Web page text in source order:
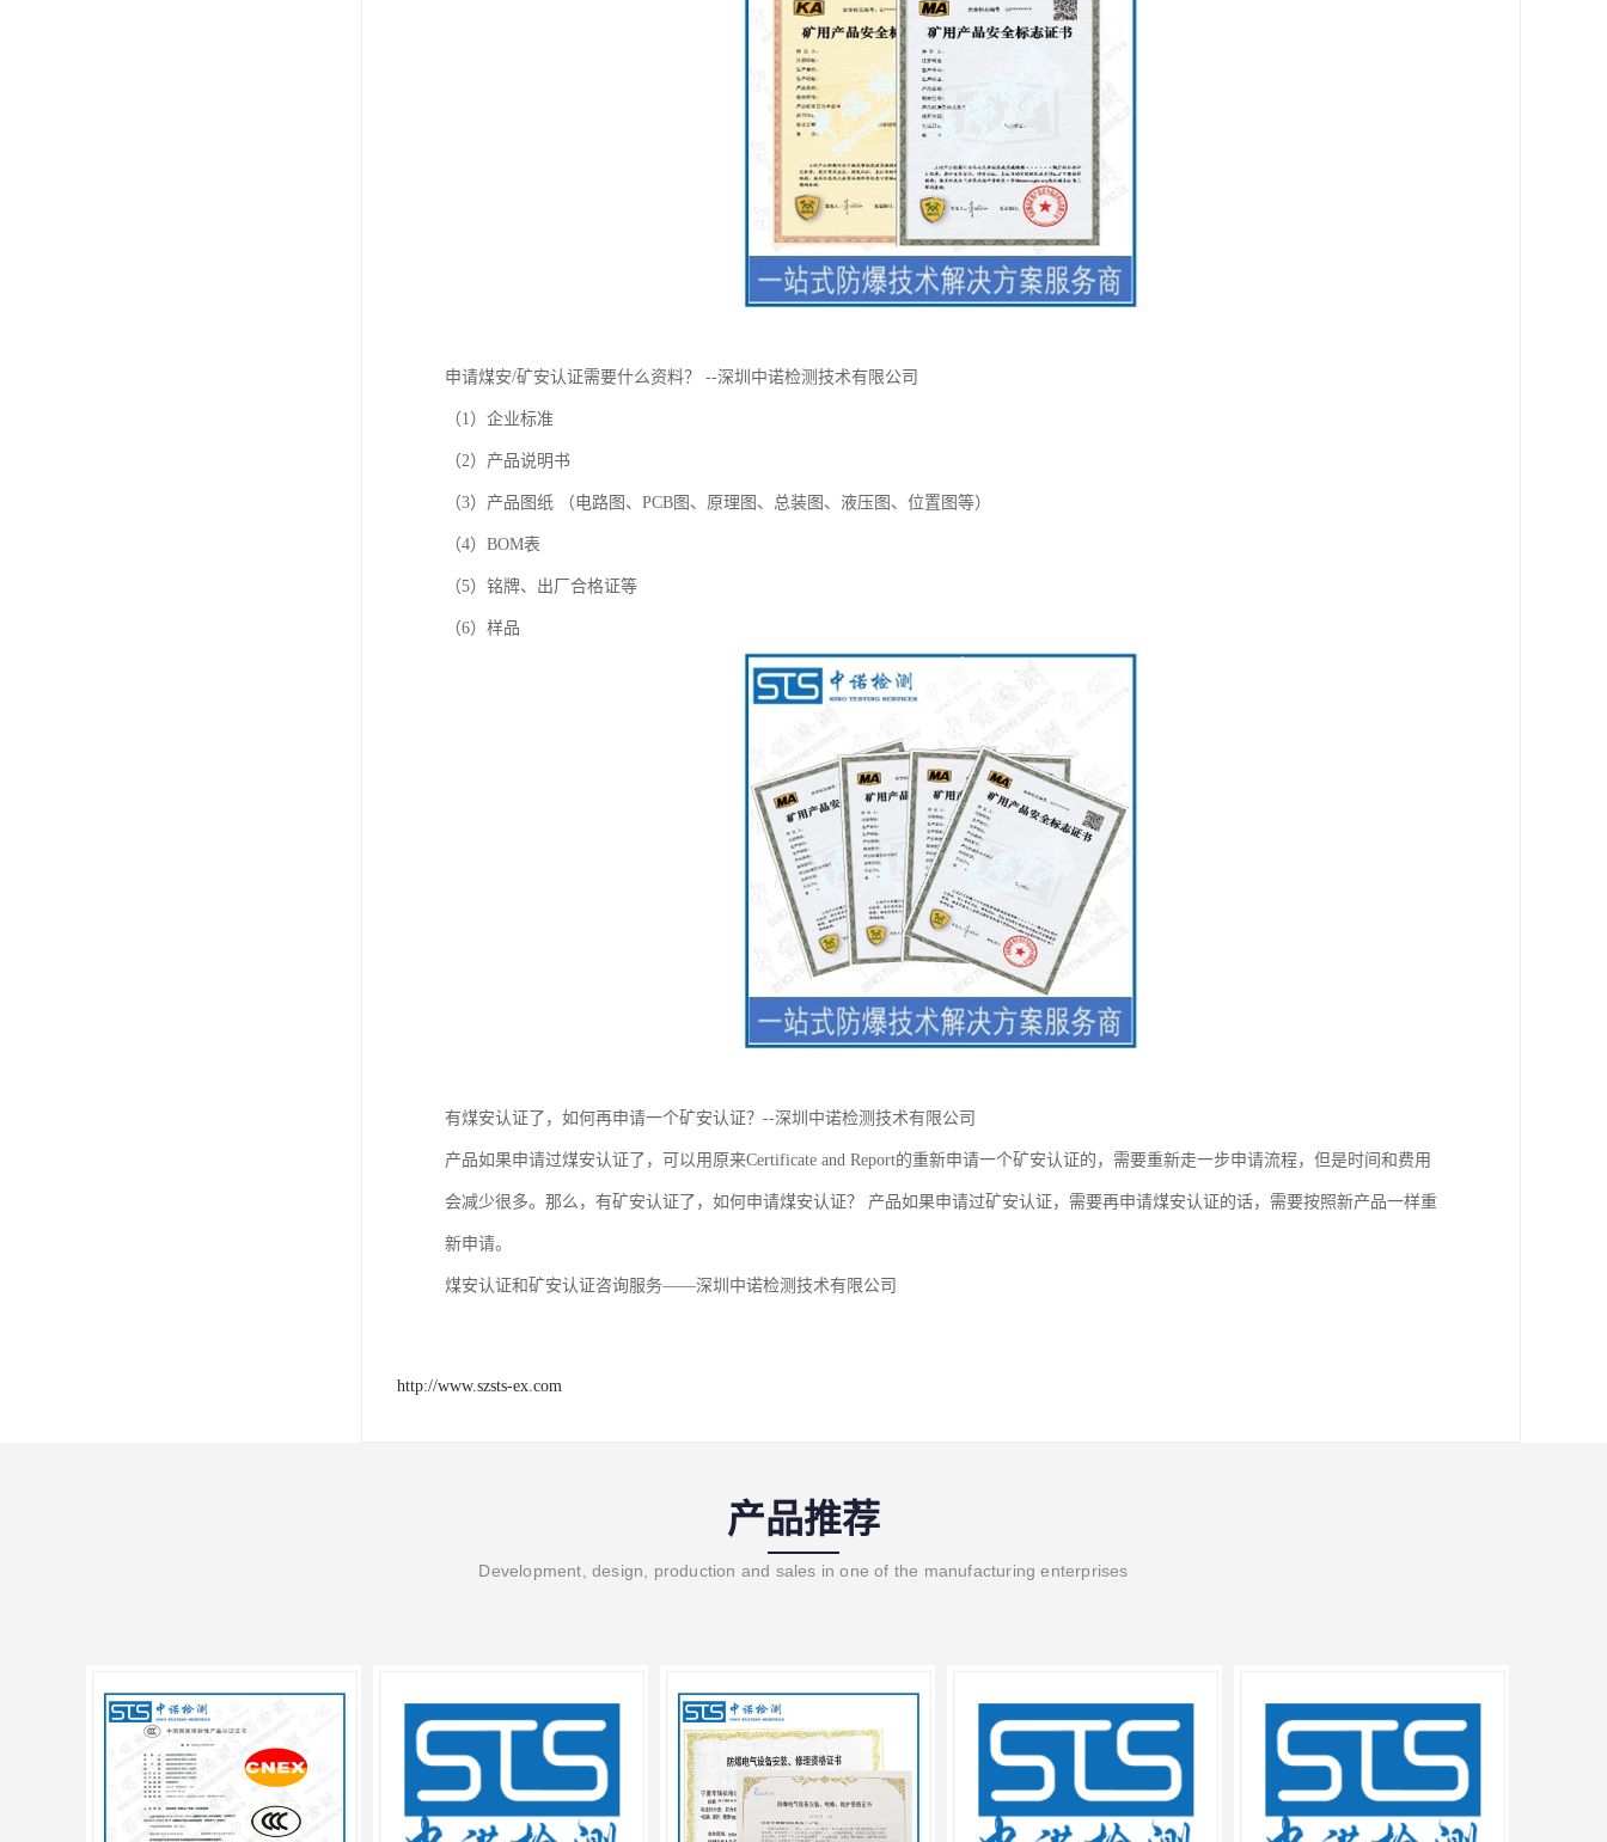
申请煤安/矿安认证需要什么资料？ --深圳中诺检测技术有限公司
（1）企业标准
（2）产品说明书
（3）产品图纸 （电路图、PCB图、原理图、总装图、液压图、位置图等）
（4）BOM表
（5）铭牌、出厂合格证等
（6）样品
有煤安认证了，如何再申请一个矿安认证？--深圳中诺检测技术有限公司
产品如果申请过煤安认证了，可以用原来Certificate and Report的重新申请一个矿安认证的，需要重新走一步申请流程，但是时间和费用
会减少很多。那么，有矿安认证了，如何申请煤安认证？ 产品如果申请过矿安认证，需要再申请煤安认证的话，需要按照新产品一样重
新申请。
煤安认证和矿安认证咨询服务——深圳中诺检测技术有限公司
http://www.szsts-ex.com
产品推荐
Development, design, production and sales in one of the manufacturing enterprises